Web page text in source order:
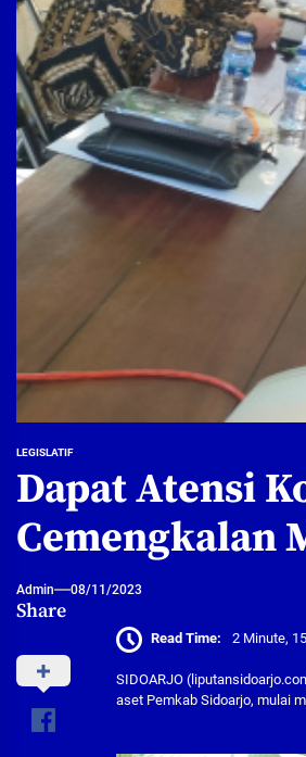
LEGISLATIF
Dapat Atensi
Cemengkalan
Admin 08/11/2023
Share
Read Time: 2 Minute,
SIDOARJO
aset Pemkab Sidoarjo, mulai